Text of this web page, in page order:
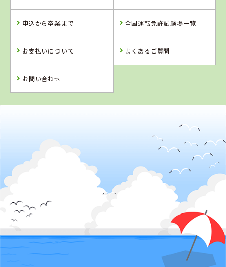
申込から卒業まで 全国運転免許試験場一覧
お支払いについて よくあるご質問
お問い合わせ